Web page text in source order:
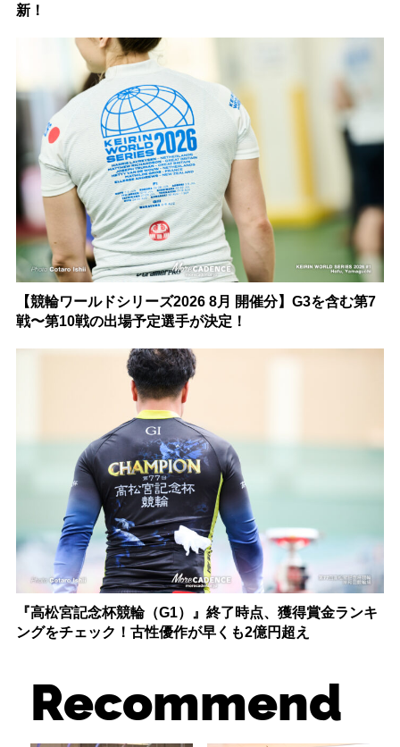
新！
【競輪ワールドシリーズ2026 8月 開催分】G3を含む第7
戦〜第10戦の出場予定選手が決定！
『高松宮記念杯競輪（G1）』終了時点、獲得賞金ランキ
ングをチェック！古性優作が早くも2億円超え
Recommend